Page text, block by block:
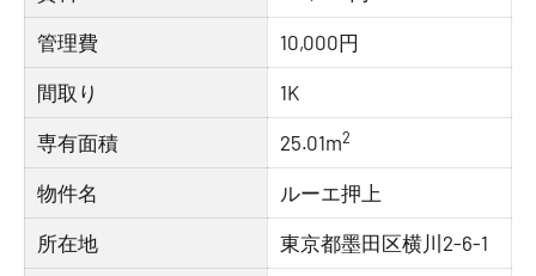
管理費 10,000円
間取り 1K
専有面積 25.01m2
物件名 ルーエ押上
所在地 東京都墨田区横川2-6-1